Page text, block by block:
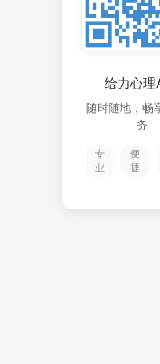
给力心理
随时随地，畅
务
专
业
便
捷